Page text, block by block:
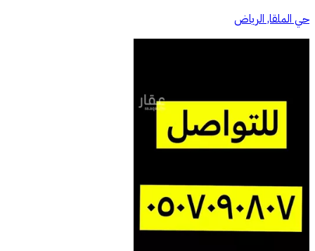
حي الملقا, الرياض